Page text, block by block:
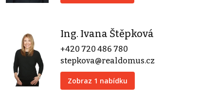
Ing. Ivana Štěpková
+420 720 486 780
stepkova@realdomus.cz
Zobraz 1 nabídku